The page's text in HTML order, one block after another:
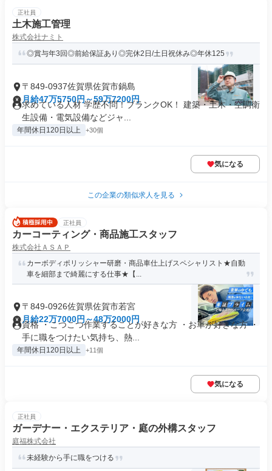
正社員
土木施工管理
株式会社ナミト
◎賞与年3回◎前給保証あり◎完休2日/土日祝休み◎年休125
〒849-0937佐賀県佐賀市鍋島
月給47万5750円～59万7200円
求めている人材 学歴不問！ブランクOK！ 建築・土木・空調衛
生設備・電気設備などジャ...
年間休日120日以上 +30個
気になる
この企業の類似求人を見る
正社員
カーコーティング・商品施工スタッフ
株式会社ＡＳＡＰ
カーボディポリッシャー研磨・商品車仕上げスペシャリスト★自動
車を細部まで綺麗にする仕事★【...
〒849-0926佐賀県佐賀市若宮
月給22万7000円～48万2000円
資格 ・こつこつ作業することが好きな方 ・お車が好きな方 ・
手に職をつけたい気持ち、熱...
年間休日120日以上 +11個
気になる
正社員
ガーデナー・エクステリア・庭の外構スタッフ
庭福株式会社
未経験から手に職をつける